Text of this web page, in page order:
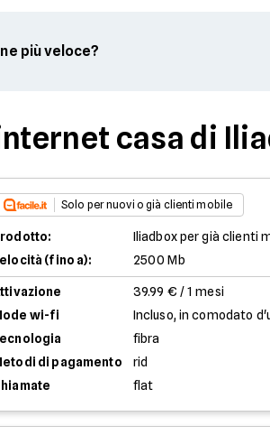
più veloce?
casa di
Solo per nuovi o già clienti mobile
Iliadbox per già clienti
(fino a):
2500 Mb
39.99 € / 1 mesi
wi-fi
Incluso, in comodato
fibra
di pagamento
rid
flat